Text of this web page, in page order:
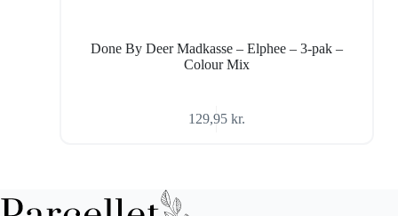
Done By Deer Madkasse – Elphee – 3-pak –
Colour Mix
129,95 kr.